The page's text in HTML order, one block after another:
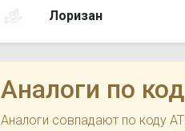
Лоризан
Аналоги по
Аналоги совпадают по коду